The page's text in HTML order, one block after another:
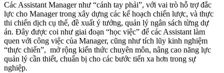
Các Assistant Manager như “cánh tay phải”, với vai trò hỗ trợ đắc
lực cho Manager trong xây dựng các kế hoạch chiến lược, và thực
thi chiến dịch cụ thể, đề xuất ý tưởng, quản lý ngân sách từng dự
án. Đây được coi như giai đoạn “học việc” để các Assistant làm
quen với công việc của Manager, cũng như tích lũy kinh nghiệm
“thực chiến”, mở rộng kiến thức chuyên môn, nâng cao năng lực
quản lý cần thiết, chuẩn bị cho các bước tiến xa hơn trong sự
nghiệp.